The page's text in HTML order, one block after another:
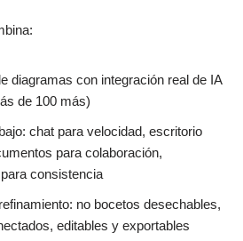
diagramas con integración real de IA
de 100 más)
chat para velocidad, escritorio
para colaboración,
consistencia
no bocetos desechables,
editables y exportables